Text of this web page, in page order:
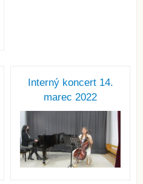
Interný koncert 14.
marec 2022